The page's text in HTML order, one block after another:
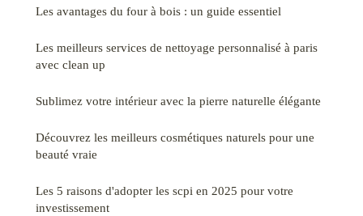
Les avantages du four à bois : un guide essentiel
Les meilleurs services de nettoyage personnalisé à paris
avec clean up
Sublimez votre intérieur avec la pierre naturelle élégante
Découvrez les meilleurs cosmétiques naturels pour une
beauté vraie
Les 5 raisons d'adopter les scpi en 2025 pour votre
investissement